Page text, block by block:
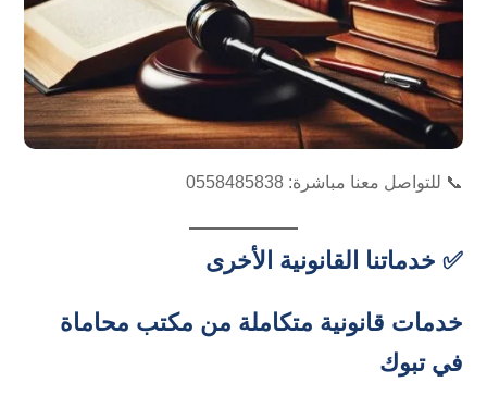
📞 للتواصل معنا مباشرة: ⁦0558485838⁩
✅ خدماتنا القانونية الأخرى
خدمات قانونية متكاملة من مكتب محاماة
في تبوك